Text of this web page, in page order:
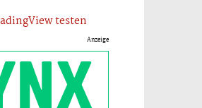
testen
Anzeige